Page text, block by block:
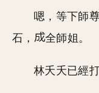
嗯，等下師
石，
全師姐。
林夭夭已經